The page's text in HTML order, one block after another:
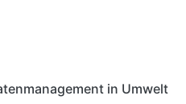
in Umwelt